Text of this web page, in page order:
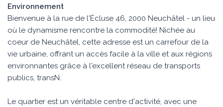
Environnement
Bienvenue à la rue de l'Écluse 46, 2000 Neuchâtel - un lieu
où le dynamisme rencontre la commodité! Nichée au
coeur de Neuchâtel, cette adresse est un carrefour de la
vie urbaine, offrant un accès facile à la ville et aux régions
environnantes grâce à l'excellent réseau de transports
publics, transN.
Le quartier est un véritable centre d'activité, avec une